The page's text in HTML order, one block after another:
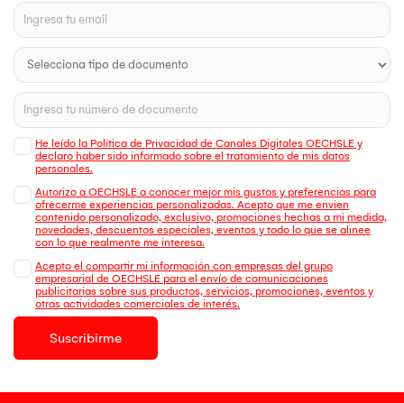
He leído la Política de Privacidad de Canales Digitales OECHSLE y
declaro haber sido informado sobre el tratamiento de mis datos
personales.
Autorizo a OECHSLE a conocer mejor mis gustos y preferencias para
ofrecerme experiencias personalizadas. Acepto que me envien
contenido personalizado, exclusivo, promociones hechas a mi medida,
novedades, descuentos especiales, eventos y todo lo que se alinee
con lo que realmente me interesa.
Acepto el compartir mi información con empresas del grupo
empresarial de OECHSLE para el envío de comunicaciones
publicitarias sobre sus productos, servicios, promociones, eventos y
otras actividades comerciales de interés.
Suscribirme